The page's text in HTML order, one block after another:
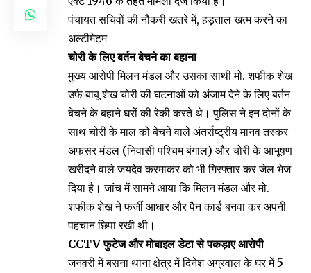
पंचायत सचिवों की नौकरी खतरे में, हड़ताल खत्म करने का
अल्टीमेटम
चोरी के लिए बर्तन बेचने का बहाना
मुख्य आरोपी मिलन मंडल और उसका साथी मो. शफीक शेख
उर्फ बाबू शेख चोरी की घटनाओं को अंजाम देने के लिए बर्तन
बेचने के बहाने घरों की रेकी करते थे। पुलिस ने इन दोनों के
साथ चोरी के माल को बेचने वाले अंतर्राष्ट्रीय मानव तस्कर
अफसर मंडल (निवासी पश्चिम बंगाल) और चोरी के आभूषण
खरीदने वाले जयदेव करमाकर को भी गिरफ्तार कर जेल भेज
दिया है। जांच में सामने आया कि मिलन मंडल और मो.
शफीक शेख ने फर्जी आधार और पैन कार्ड बनवा कर अपनी
पहचान छिपा रखी थी।
CCTV फुटेज और मोबाइल डेटा से पकड़ाए आरोपी
जनवरी में बसना थाना क्षेत्र में दिनेश अग्रवाल के घर में 5